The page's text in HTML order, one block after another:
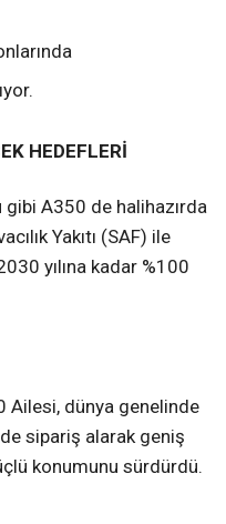
HEDEFLERİ
A350 de halihazırda
Yakıtı (SAF) ile
yılına kadar %100
Ailesi, dünya genelinde
sipariş alarak geniş
konumunu sürdürdü.